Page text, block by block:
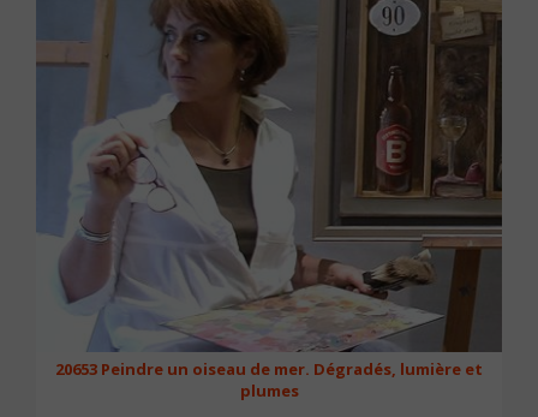
20653 Peindre un oiseau de mer. Dégradés, lumière et
plumes